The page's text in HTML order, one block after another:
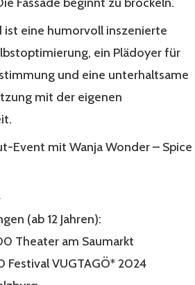
ist eine humorvoll inszenierte
ein Plädoyer für
und eine unterhaltsame
mit der eigenen
Event mit Wanja Wonder – Spice
(ab 12 Jahren):
Theater am Saumarkt
Festival VUGTAGÖ* 2024